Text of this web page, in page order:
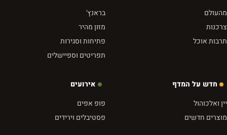
מהעולם
צרכנות
תרבות אוכל
בראנץ'
מזון מהיר
פתיחות וסגירות
תפריטים וספיישלים
חדש על המדף
יין ואלכוהול
מוצרים חדשים
אירועים
פופ אפים
פסטיבלים וירידים